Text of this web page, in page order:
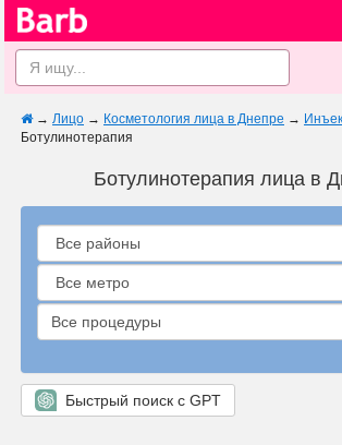
→ Лицо → Косметология лица в Днепре →
Ботулинотерапия
Ботулинотерапия лица в
Все процедуры
Быстрый поиск с GPT